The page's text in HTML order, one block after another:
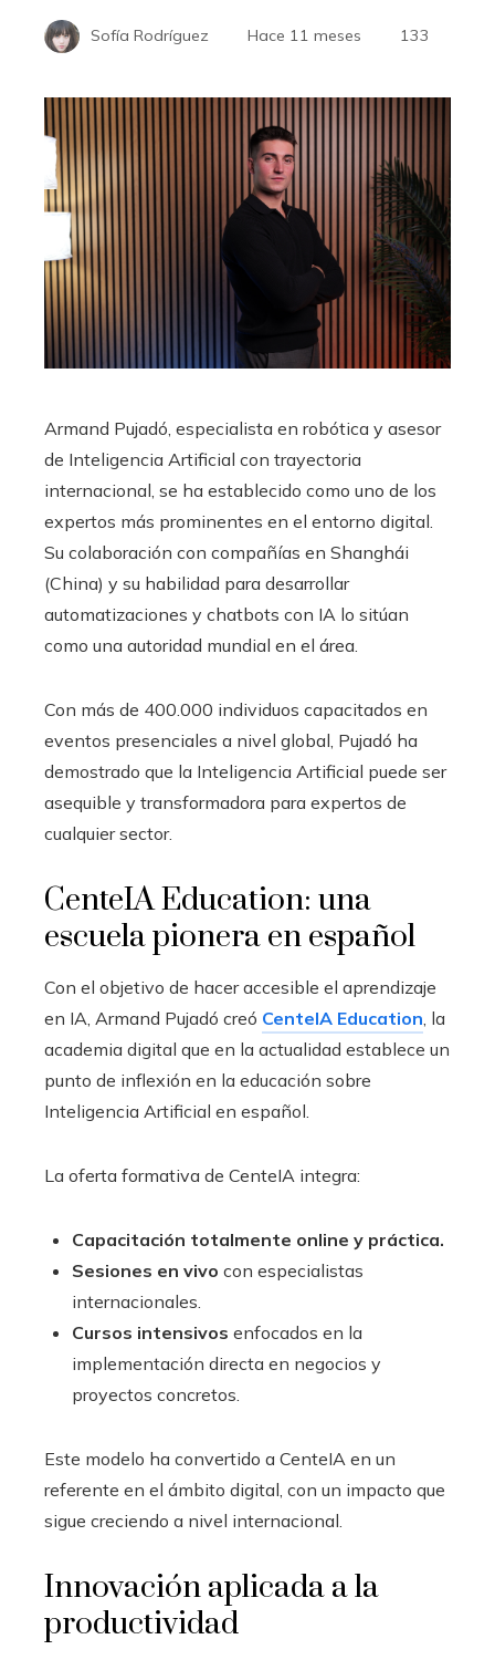
Sofía Rodríguez Hace 11 meses 133
Armand Pujadó, especialista en robótica y asesor
de Inteligencia Artificial con trayectoria
internacional, se ha establecido como uno de los
expertos más prominentes en el entorno digital.
Su colaboración con compañías en Shanghái
(China) y su habilidad para desarrollar
automatizaciones y chatbots con IA lo sitúan
como una autoridad mundial en el área.
Con más de 400.000 individuos capacitados en
eventos presenciales a nivel global, Pujadó ha
demostrado que la Inteligencia Artificial puede ser
asequible y transformadora para expertos de
cualquier sector.
CenteIA Education: una
escuela pionera en español
Con el objetivo de hacer accesible el aprendizaje
en IA, Armand Pujadó creó CenteIA Education, la
academia digital que en la actualidad establece un
punto de inflexión en la educación sobre
Inteligencia Artificial en español.
La oferta formativa de CenteIA integra:
Capacitación totalmente online y práctica.
Sesiones en vivo con especialistas
internacionales.
Cursos intensivos enfocados en la
implementación directa en negocios y
proyectos concretos.
Este modelo ha convertido a CenteIA en un
referente en el ámbito digital, con un impacto que
sigue creciendo a nivel internacional.
Innovación aplicada a la
productividad